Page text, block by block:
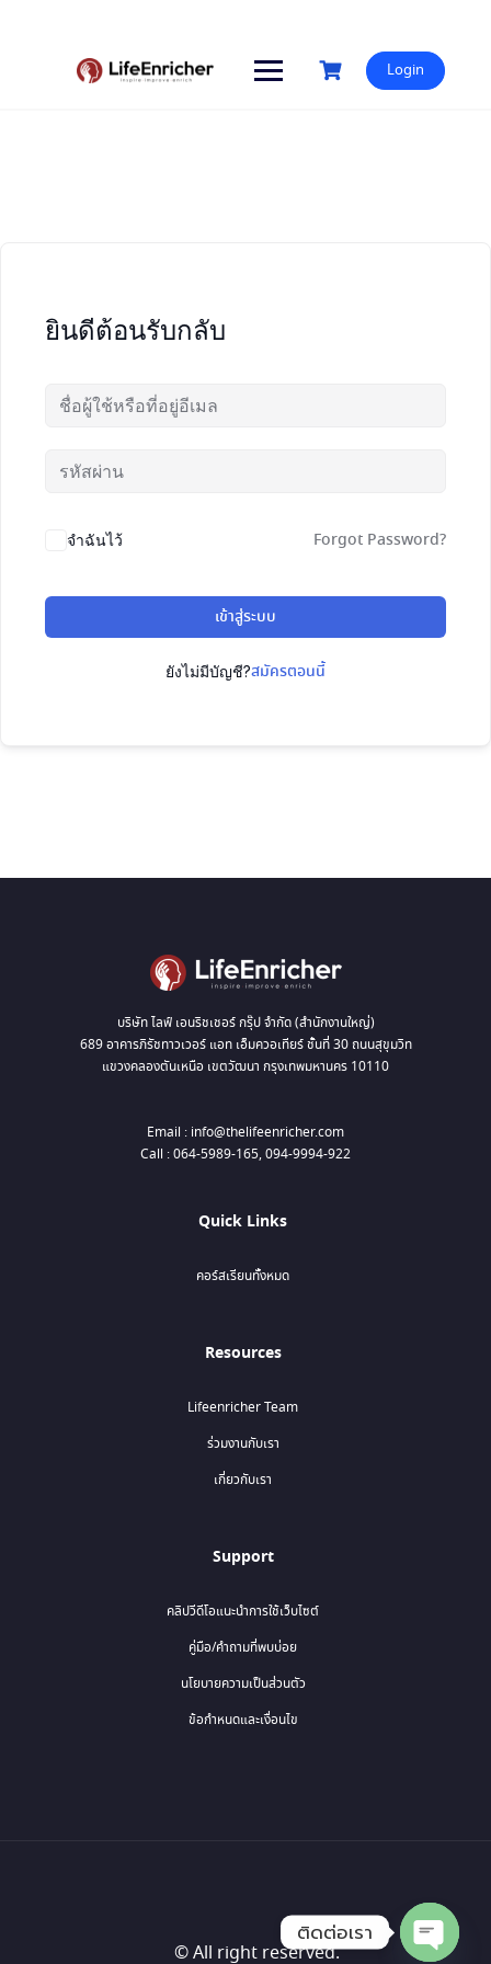
Login
ยินดีต้อนรับกลับ
จำฉันไว้ Forgot Password?
เข้าสู่ระบบ
ยังไม่มีบัญชี?สมัครตอนนี้
บริษัท ไลฟ์ เอนริชเชอร์ กรุ๊ป จำกัด (สำนักงานใหญ่)
689 อาคารภิรัชทาวเวอร์ แอท เอ็มควอเทียร์ ชั้นที่ 30 ถนนสุขุมวิท
แขวงคลองตันเหนือ เขตวัฒนา กรุงเทพมหานคร 10110
Email : info@thelifeenricher.com
Call : 064-5989-165, 094-9994-922
Quick Links
คอร์สเรียนทั้งหมด
Resources
Lifeenricher Team
ร่วมงานกับเรา
เกี่ยวกับเรา
Support
คลิปวีดีโอแนะนำการใช้เว็บไซต์
คู่มือ/คำถามที่พบบ่อย
นโยบายความเป็นส่วนตัว
ข้อกำหนดและเงื่อนไข
© All right reserved.
ติดต่อเรา